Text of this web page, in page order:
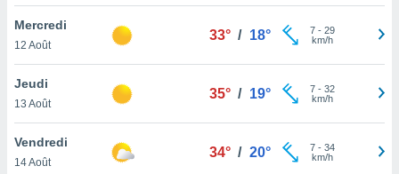
votre
Mercredi
12 Août
33° / 18° 7- 29
km/h
Jeudi
13 Août
35° / 19° 7- 32
km/h
Vendredi
14 Août
34° / 20° 7- 34
km/h